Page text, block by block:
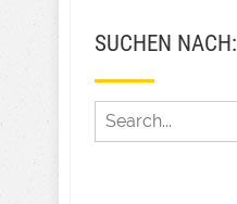
SUCHEN NACH: